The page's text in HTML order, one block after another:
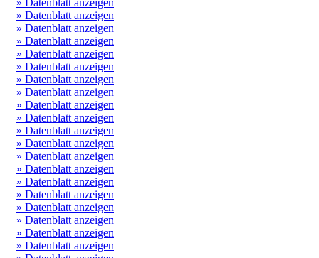
» Datenblatt anzeigen
» Datenblatt anzeigen
» Datenblatt anzeigen
» Datenblatt anzeigen
» Datenblatt anzeigen
» Datenblatt anzeigen
» Datenblatt anzeigen
» Datenblatt anzeigen
» Datenblatt anzeigen
» Datenblatt anzeigen
» Datenblatt anzeigen
» Datenblatt anzeigen
» Datenblatt anzeigen
» Datenblatt anzeigen
» Datenblatt anzeigen
» Datenblatt anzeigen
» Datenblatt anzeigen
» Datenblatt anzeigen
» Datenblatt anzeigen
» Datenblatt anzeigen